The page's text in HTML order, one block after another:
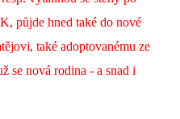
půjde hned také do nové
také adoptovanému ze
se nová rodina - a snad i